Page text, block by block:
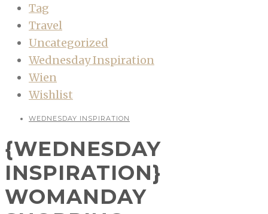
Tag
Travel
Uncategorized
Wednesday Inspiration
Wien
Wishlist
WEDNESDAY INSPIRATION
{WEDNESDAY
INSPIRATION}
WOMANDAY